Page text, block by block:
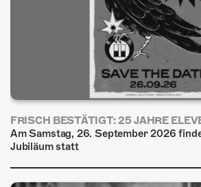
FRISCH BESTÄTIGT: 25 JAHRE
Am Samstag, 26. September 2026
Jubiläum statt